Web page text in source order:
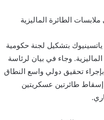
الطائرة الماليزية
بتشكيل لجنة حكومية
وجاء في بيان لرئاسة
بإجراء تحقيق دولي واسع النطاق
إسقاط طائرتين عسكريتين